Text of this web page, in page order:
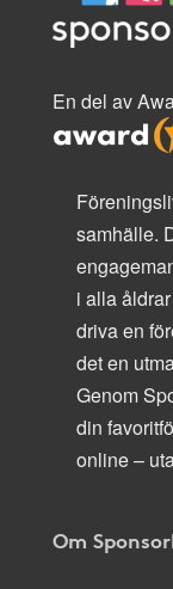
En del av
samhälle.
i alla
driva en
det en
Genom
din
online –
Om